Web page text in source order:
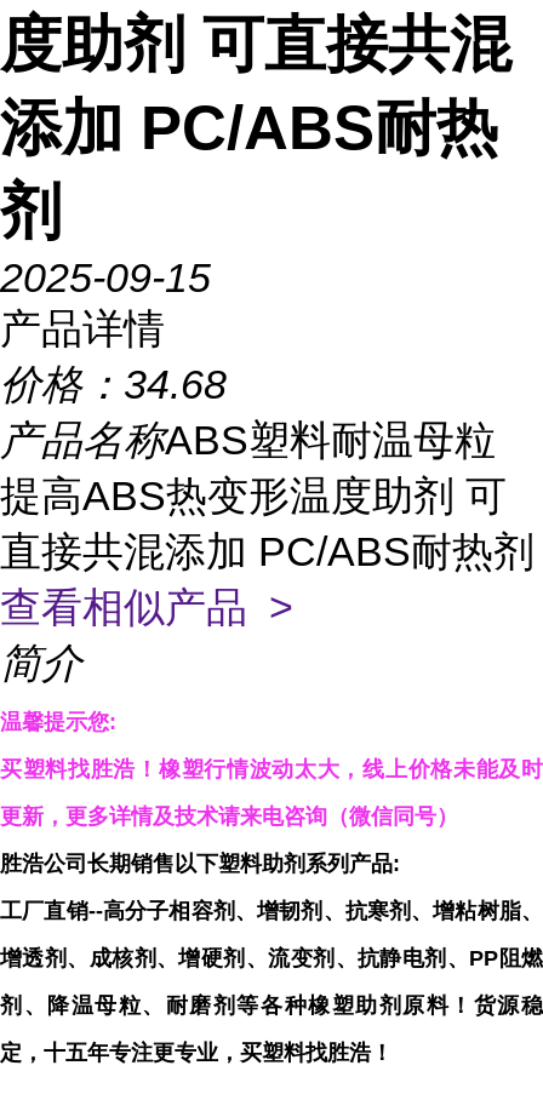
度助剂 可直接共混
添加 PC/ABS耐热
剂
2025-09-15
产品详情
价格： 34.68
产品名称ABS塑料耐温母粒
提高ABS热变形温度助剂 可
直接共混添加 PC/ABS耐热剂
查看相似产品 >
简介
温馨提示您:
买塑料找胜浩！橡塑行情波动太大，线上价格未能及时
更新，更多详情及技术请来电咨询（微信同号）
胜浩公司长期销售以下塑料助剂系列产品:
工厂直销--高分子相容剂、增韧剂、抗寒剂、增粘树脂、
增透剂、成核剂、增硬剂、流变剂、抗静电剂、PP阻燃
剂、降温母粒、耐磨剂等各种橡塑助剂原料！货源稳
定，十五年专注更专业，买塑料找胜浩！